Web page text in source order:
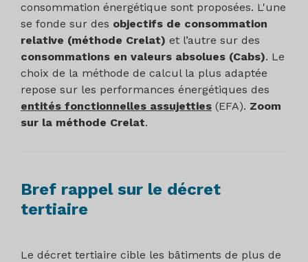
consommation énergétique sont proposées. L'une
se fonde sur des objectifs de consommation
relative (méthode Crelat) et l’autre sur des
consommations en valeurs absolues (Cabs). Le
choix de la méthode de calcul la plus adaptée
repose sur les performances énergétiques des
entités fonctionnelles assujetties (EFA). Zoom
sur la méthode Crelat.
Bref rappel sur le décret
tertiaire
Le décret tertiaire cible les bâtiments de plus de